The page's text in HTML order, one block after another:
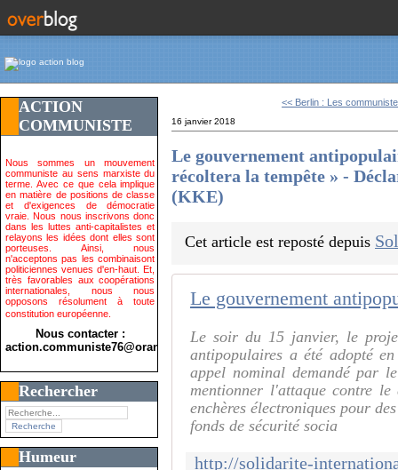
ACTION
COMMUNISTE
Nous sommes un mouvement
communiste au sens marxiste du
terme. Avec ce que cela implique
en matière de positions de classe
et d'exigences de démocratie
vraie. Nous nous inscrivons donc
dans les luttes anti-capitalistes et
relayons les idées dont elles sont
porteuses. Ainsi, nous
n'acceptons pas les combinaisont
politiciennes venues d'en-haut. Et,
très favorables aux coopérations
internationales, nous nous
opposons résolument à toute
constitution européenne.
Nous contacter :
action.communiste76@orange.fr>
Rechercher
Humeur
<< Berlin : Les
16 janvier 2018
Le gouvernement
récoltera la tempête » -
(KKE)
Cet article est reposté depuis
Le soir du 15 janvier, le
antipopulaires a été adopté
appel nominal demandé par
mentionner l'attaque contre
enchères électroniques pour
fonds de sécurité socia